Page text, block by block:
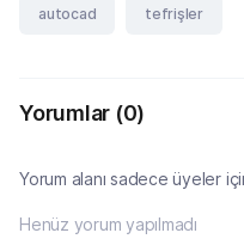
autocad tefrişler
Yorumlar (0)
Yorum alanı sadece üyeler
Henüz yorum yapılmadı